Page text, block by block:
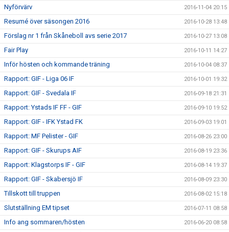
Nyförvärv 2016-11-04 20:15
Resumé över säsongen 2016 2016-10-28 13:48
Förslag nr 1 från Skåneboll avs serie 2017 2016-10-27 13:08
Fair Play 2016-10-11 14:27
Inför hösten och kommande träning 2016-10-04 08:37
Rapport: GIF - Liga 06 IF 2016-10-01 19:32
Rapport: GIF - Svedala IF 2016-09-18 21:31
Rapport: Ystads IF FF - GIF 2016-09-10 19:52
Rapport: GIF - IFK Ystad FK 2016-09-03 19:01
Rapport: MF Pelister - GIF 2016-08-26 23:00
Rapport: GIF - Skurups AIF 2016-08-19 23:36
Rapport: Klagstorps IF - GIF 2016-08-14 19:37
Rapport: GIF - Skabersjö IF 2016-08-09 23:30
Tillskott till truppen 2016-08-02 15:18
Slutställning EM tipset 2016-07-11 08:58
Info ang sommaren/hösten 2016-06-20 08:58